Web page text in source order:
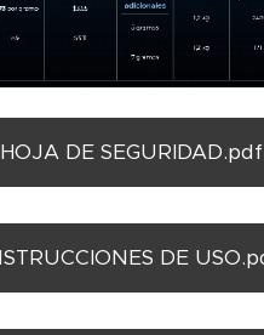
HOJA DE SEGURIDAD.pdf
DE